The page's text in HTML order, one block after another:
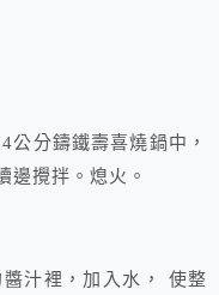
公分鑄鐵壽喜燒鍋中，
邊攪拌。熄火。
汁裡，加入水， 使整